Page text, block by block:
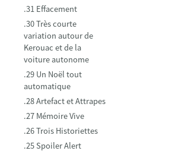
.31 Effacement
.30 Très courte
variation autour de
Kerouac et de la
voiture autonome
.29 Un Noël tout
automatique
.28 Artefact et Attrapes
.27 Mémoire Vive
.26 Trois Historiettes
.25 Spoiler Alert